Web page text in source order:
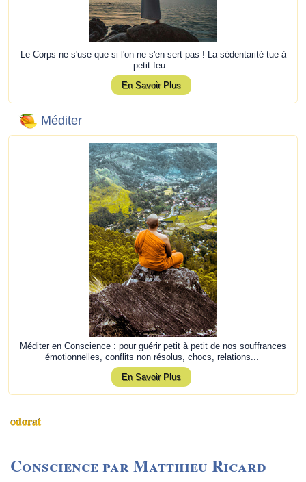
Le Corps ne s'use que si l'on ne s'en sert pas ! La sédentarité tue à
petit feu...
En Savoir Plus
Méditer
Méditer en Conscience : pour guérir petit à petit de nos souffrances
émotionnelles, conflits non résolus, chocs, relations...
En Savoir Plus
odorat
Conscience par Matthieu Ricard